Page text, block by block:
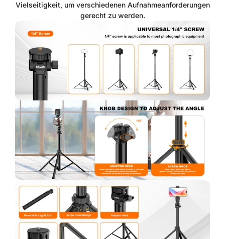
Vielseitigkeit, um verschiedenen Aufnahmeanforderungen
gerecht zu werden.